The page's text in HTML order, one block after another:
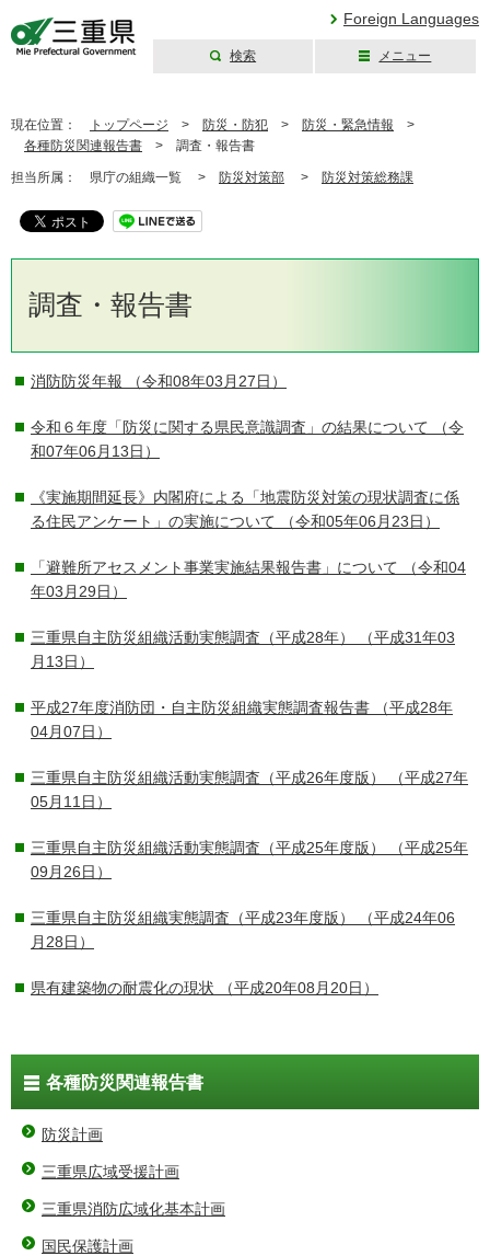
Foreign Languages
検索 メニュー
現在位置： トップページ > 防災・防犯 > 防災・緊急情報 >
各種防災関連報告書 > 調査・報告書
担当所属： 県庁の組織一覧 > 防災対策部 > 防災対策総務課
調査・報告書
消防防災年報 （令和08年03月27日）
令和６年度「防災に関する県民意識調査」の結果について （令
和07年06月13日）
《実施期間延長》内閣府による「地震防災対策の現状調査に係
る住民アンケート」の実施について （令和05年06月23日）
「避難所アセスメント事業実施結果報告書」について （令和04
年03月29日）
三重県自主防災組織活動実態調査（平成28年）
（平成31年03
月13日）
平成27年度消防団・自主防災組織実態調査報告書 （平成28年
04月07日）
三重県自主防災組織活動実態調査（平成26年度版）
（平成27年
05月11日）
三重県自主防災組織活動実態調査（平成25年度版）
（平成25年
09月26日）
三重県自主防災組織実態調査（平成23年度版）
（平成24年06
月28日）
県有建築物の耐震化の現状 （平成20年08月20日）
各種防災関連報告書
防災計画
三重県広域受援計画
三重県消防広域化基本計画
国民保護計画